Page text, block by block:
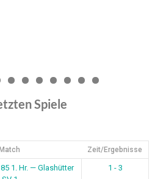
0 1 2
Spiele
Match Zeit/Ergebnisse
1. Hr. — Glashütter
1 - 3